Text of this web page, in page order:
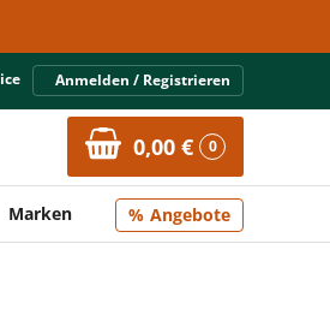
Anmelden / Registrieren
0,00 € 0
Marken Angebote